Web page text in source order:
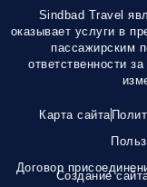
Sindbad Travel
оказывает услуги в
пассажирским
ответственности
Карта сайта
Договор
Создание